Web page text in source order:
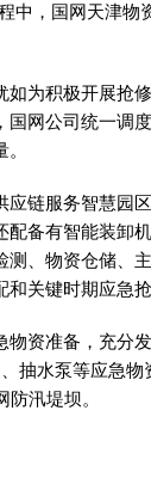
中，国网天津
为积极开展抢
网公司统一调
链服务智慧园
备有智能装卸
、物资仓储、
关键时期应急抢
准备，充分发
抽水泵等应急
汛堤坝。